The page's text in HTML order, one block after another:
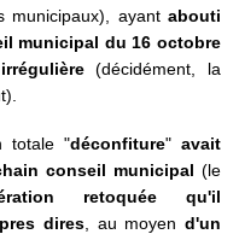
municipaux), ayant abouti
municipal du 16 octobre
(décidément, la
totale "déconfiture" avait
conseil municipal(le
retoquée qu'il
dires, au moyen d'un